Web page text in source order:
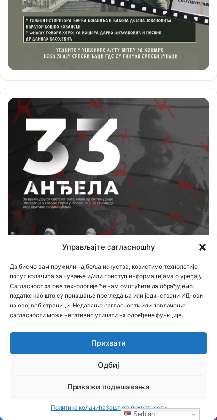
Управљајте сагласношћу
Да бисмо вам пружили најбоља искуства, користимо технологије
попут колачића за чување и/или приступ информацијама о уређају.
Сагласност за ове технологије ће нам омогућити да обрађујемо
податке као што су понашање прегледања или јединствени ИД-ови
на овој веб страници. Недавање сагласности или повлачење
сагласности може негативно утицати на одређене функције.
Прихвати
Одбиј
Прикажи подешавања
Политика колачићаЗаштита приватности
Serbian